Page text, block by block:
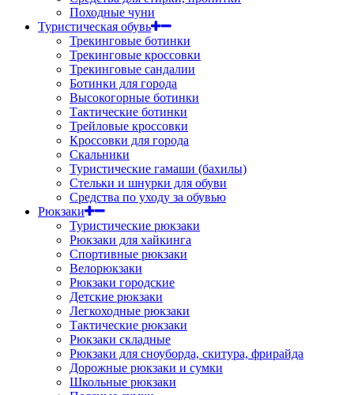
Походные чуни
Туристическая обувь
Трекинговые ботинки
Трекинговые кроссовки
Трекинговые сандалии
Ботинки для города
Высокогорные ботинки
Тактические ботинки
Трейловые кроссовки
Кроссовки для города
Скальники
Туристические гамаши (бахилы)
Стельки и шнурки для обуви
Средства по уходу за обувью
Рюкзаки
Туристические рюкзаки
Рюкзаки для хайкинга
Спортивные рюкзаки
Велорюкзаки
Рюкзаки городские
Детские рюкзаки
Легкоходные рюкзаки
Тактические рюкзаки
Рюкзаки складные
Рюкзаки для сноуборда, скитура, фрирайда
Дорожные рюкзаки и сумки
Школьные рюкзаки